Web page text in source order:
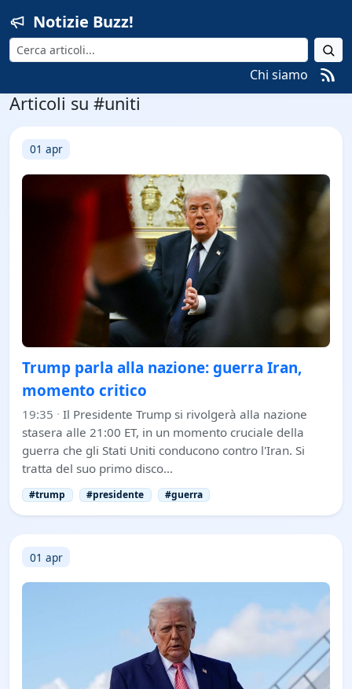
Notizie Buzz!
Cerca
Chi siamo
Articoli su #uniti
01 apr
Trump parla alla nazione: guerra Iran,
momento critico
19:35 · Il Presidente Trump si rivolgerà alla nazione
stasera alle 21:00 ET, in un momento cruciale della
guerra che gli Stati Uniti conducono contro l'Iran. Si
tratta del suo primo disco…
#trump #presidente #guerra
01 apr